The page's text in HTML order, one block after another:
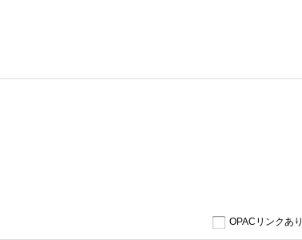
OPACリンクあり